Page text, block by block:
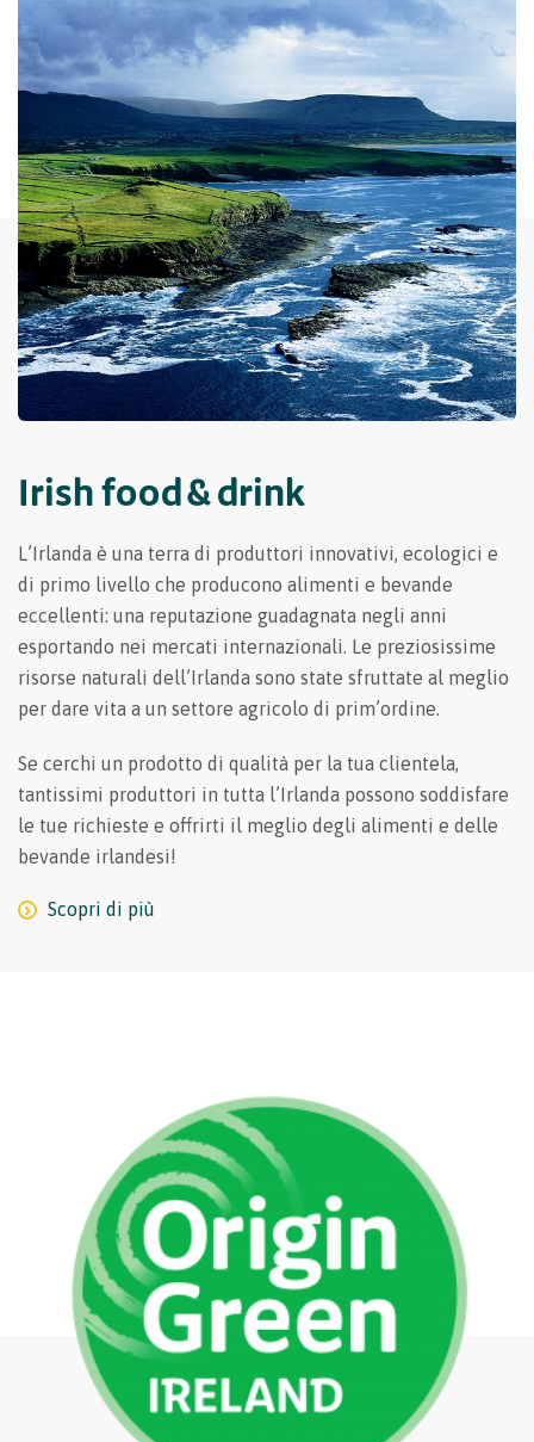
Irish food & drink
L’Irlanda è una terra di produttori innovativi, ecologici e
di primo livello che producono alimenti e bevande
eccellenti: una reputazione guadagnata negli anni
esportando nei mercati internazionali. Le preziosissime
risorse naturali dell’Irlanda sono state sfruttate al meglio
per dare vita a un settore agricolo di prim’ordine.
Se cerchi un prodotto di qualità per la tua clientela,
tantissimi produttori in tutta l’Irlanda possono soddisfare
le tue richieste e offrirti il meglio degli alimenti e delle
bevande irlandesi!
Scopri di più